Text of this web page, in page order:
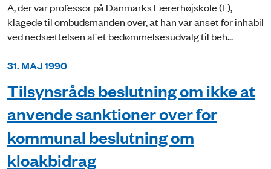
A, der var professor på Danmarks Lærerhøjskole (L),
klagede til ombudsmanden over, at han var anset for inhabil
ved nedsættelsen af et bedømmelsesudvalg til beh...
31. MAJ 1990
Tilsynsråds beslutning om ikke at
anvende sanktioner over for
kommunal beslutning om
kloakbidrag